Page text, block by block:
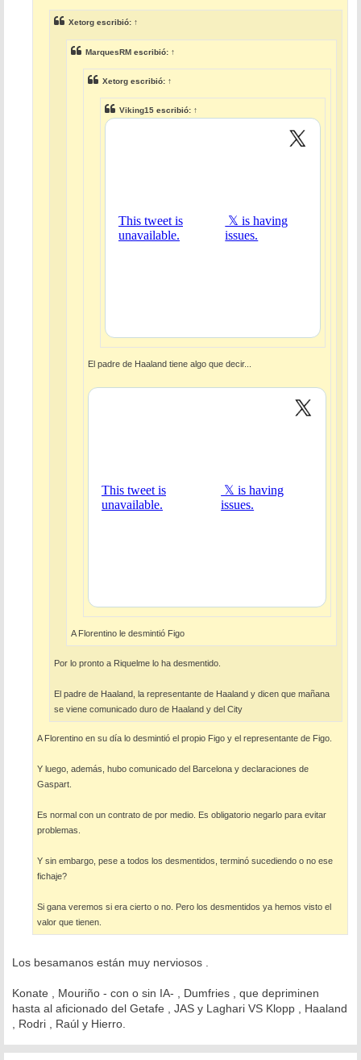
j
e
Xetorg escribió: ↑
MarquesRM escribió: ↑
Xetorg escribió: ↑
Viking15 escribió: ↑
El padre de Haaland tiene algo que decir...
A Florentino le desmintió Figo
Por lo pronto a Riquelme lo ha desmentido.
El padre de Haaland, la representante de Haaland y dicen que mañana
se viene comunicado duro de Haaland y del City
A Florentino en su día lo desmintió el propio Figo y el representante de Figo.
Y luego, además, hubo comunicado del Barcelona y declaraciones de
Gaspart.
Es normal con un contrato de por medio. Es obligatorio negarlo para evitar
problemas.
Y sin embargo, pese a todos los desmentidos, terminó sucediendo o no ese
fichaje?
Si gana veremos si era cierto o no. Pero los desmentidos ya hemos visto el
valor que tienen.
Los besamanos están muy nerviosos .
Konate , Mouriño - con o sin IA- , Dumfries , que depriminen
hasta al aficionado del Getafe , JAS y Laghari VS Klopp , Haaland
, Rodri , Raúl y Hierro.